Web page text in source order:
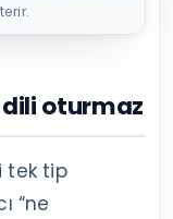
oturmaz
tek tip
“ne